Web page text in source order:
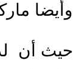
وأيضا
حيث أن